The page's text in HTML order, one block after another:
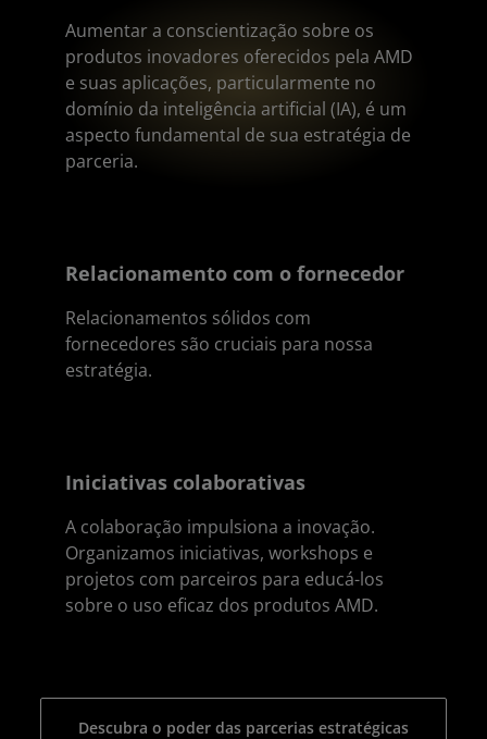
Aumentar a conscientização sobre os
produtos inovadores oferecidos pela AMD
e suas aplicações, particularmente no
domínio da inteligência artificial (IA), é um
aspecto fundamental de sua estratégia de
parceria.
Relacionamento com o fornecedor
Relacionamentos sólidos com
fornecedores são cruciais para nossa
estratégia.
Iniciativas colaborativas
A colaboração impulsiona a inovação.
Organizamos iniciativas, workshops e
projetos com parceiros para educá-los
sobre o uso eficaz dos produtos AMD.
Descubra o poder das parcerias estratégicas